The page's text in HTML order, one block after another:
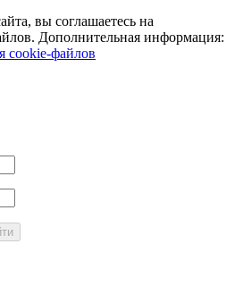
вы соглашаетесь на
Дополнительная информация:
cookie-файлов